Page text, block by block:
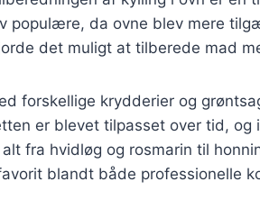
populære, da ovne blev mere
det muligt at tilberede mad
forskellige krydderier og
er blevet tilpasset over tid, og
fra hvidløg og rosmarin til
blandt både professionelle